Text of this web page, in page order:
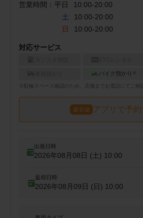
営業時間： 平日 10:00-20:00
土
10:00-20:00
日
10:00-20:00
対応サービス
バイク預かり ※
※ スペース確認のため、店舗までお電話にてご相
最安値 アプリで予約
出発日時
2026年08月08日 (土) 10:00
返却日時
2026年08月09日 (日) 10:00